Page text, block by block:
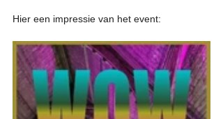
Hier een impressie van het event: